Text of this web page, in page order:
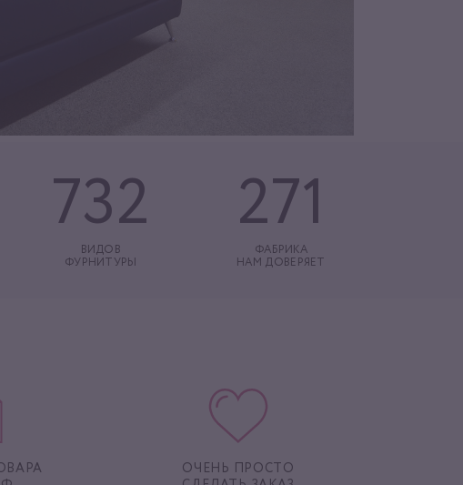
732
ВИДОВ
ФУРНИТУРЫ
271
ФАБРИКА
НАМ ДОВЕРЯЕТ
ОЧЕНЬ ПРОСТО